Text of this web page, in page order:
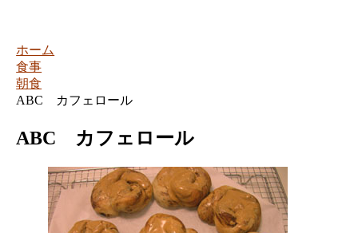
ホーム
食事
朝食
ABC カフェロール
ABC カフェロール